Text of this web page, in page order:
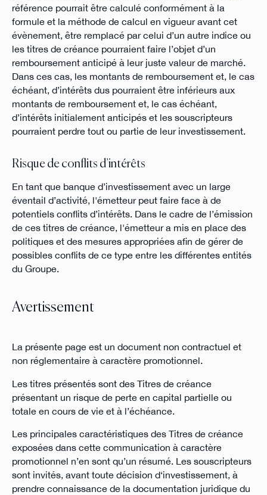
référence pourrait être calculé conformément à la
formule et la méthode de calcul en vigueur avant cet
évènement, être remplacé par celui d’un autre indice ou
les titres de créance pourraient faire l’objet d’un
remboursement anticipé à leur juste valeur de marché.
Dans ces cas, les montants de remboursement et, le cas
échéant, d’intérêts dus pourraient être inférieurs aux
montants de remboursement et, le cas échéant,
d’intérêts initialement anticipés et les souscripteurs
pourraient perdre tout ou partie de leur investissement.
Risque de conflits d’intérêts
En tant que banque d’investissement avec un large
éventail d’activité, l'émetteur peut faire face à de
potentiels conflits d’intérêts. Dans le cadre de l’émission
de ces titres de créance, l'émetteur a mis en place des
politiques et des mesures appropriées afin de gérer de
possibles conflits de ce type entre les différentes entités
du Groupe.
Avertissement
La présente page est un document non contractuel et
non réglementaire à caractère promotionnel.
Les titres présentés sont des Titres de créance
présentant un risque de perte en capital partielle ou
totale en cours de vie et à l’échéance.
Les principales caractéristiques des Titres de créance
exposées dans cette communication à caractère
promotionnel n’en sont qu’un résumé. Les souscripteurs
sont invités, avant toute décision d‘investissement, à
prendre connaissance de la documentation juridique du